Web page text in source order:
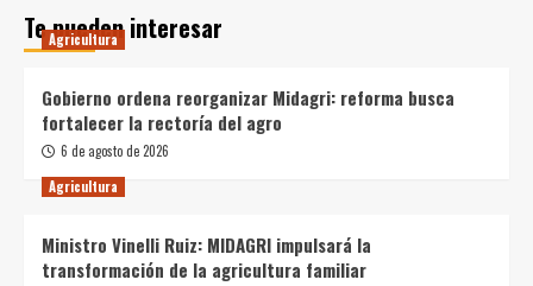
Te pueden interesar
Agricultura
Gobierno ordena reorganizar Midagri: reforma busca
fortalecer la rectoría del agro
6 de agosto de 2026
Agricultura
Ministro Vinelli Ruiz: MIDAGRI impulsará la
transformación de la agricultura familiar